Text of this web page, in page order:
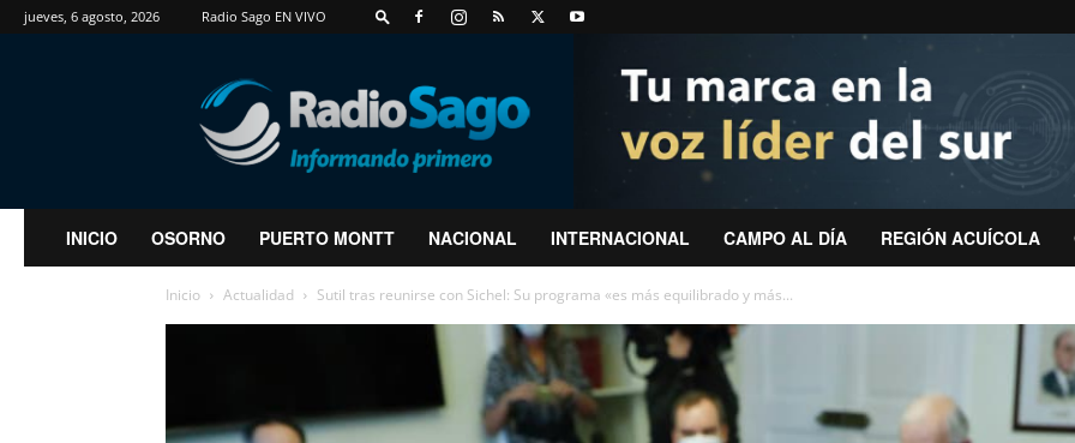
jueves, 6 agosto, 2026 Radio Sago EN VIVO
RadioSago
INICIO OSORNO PUERTO MONTT NACIONAL INTERNACIONAL CAMPO AL DÍA REGIÓN ACUÍCOLA
Inicio Actualidad Sutil tras reunirse con Sichel: Su programa «es más equilibrado y más...